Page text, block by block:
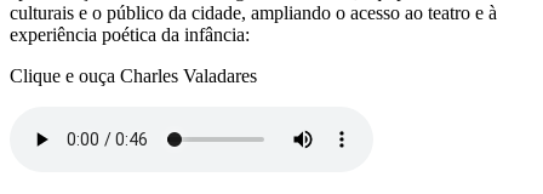
culturais e o público da cidade, ampliando o acesso ao teatro e à
experiência poética da infância:
Clique e ouça Charles Valadares